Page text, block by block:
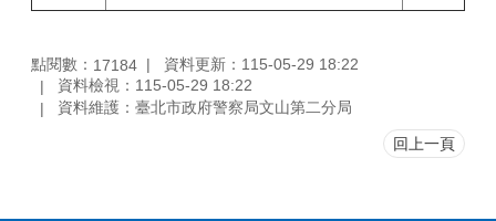
點閱數： 17184
資料更新：115-05-29 18:22
資料檢視：115-05-29 18:22
資料維護：臺北市政府警察局文山第二分局
回上一頁